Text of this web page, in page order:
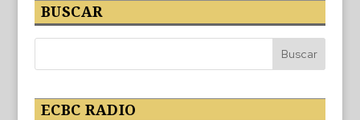
BUSCAR
ECBC RADIO